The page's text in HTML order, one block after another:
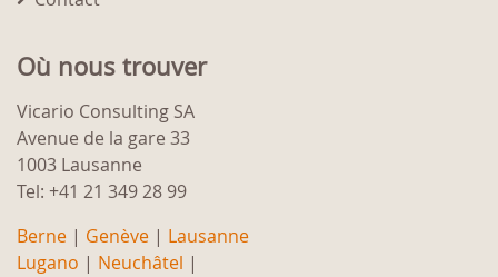
Où nous trouver
Vicario Consulting SA
Avenue de la gare 33
1003 Lausanne
Tel: +41 21 349 28 99
Berne | Genève | Lausanne
Lugano | Neuchâtel |